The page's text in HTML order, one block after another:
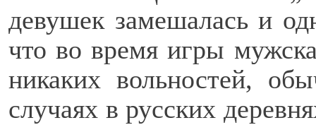
девушек замешалась и
что во время игры
никаких вольностей,
случаях в русских